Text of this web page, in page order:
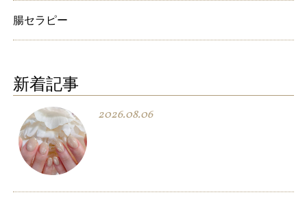
腸セラピー
新着記事
2026.08.06